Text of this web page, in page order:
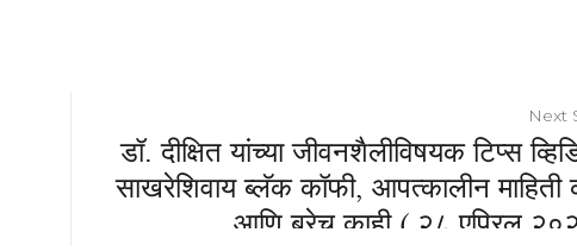
Next
डॉ. दीक्षित यांच्या जीवनशैलीविषयक टिप्स
साखरेशिवाय ब्लॅक कॉफी, आपत्कालीन माहिती
आणि बरेच काही ( २८ एप्रिल